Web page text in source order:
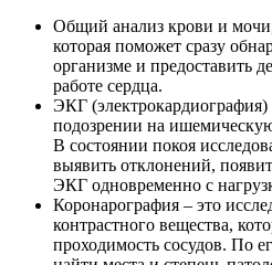
Общий анализ крови и
которая поможет сразу
организме и предоставить
работе сердца.
ЭКГ (электрокардиография)
подозрении на
В состоянии покоя
выявить отклонений,
ЭКГ одновременно с
Коронарография – это
контрастного вещества,
проходимость сосудов. По